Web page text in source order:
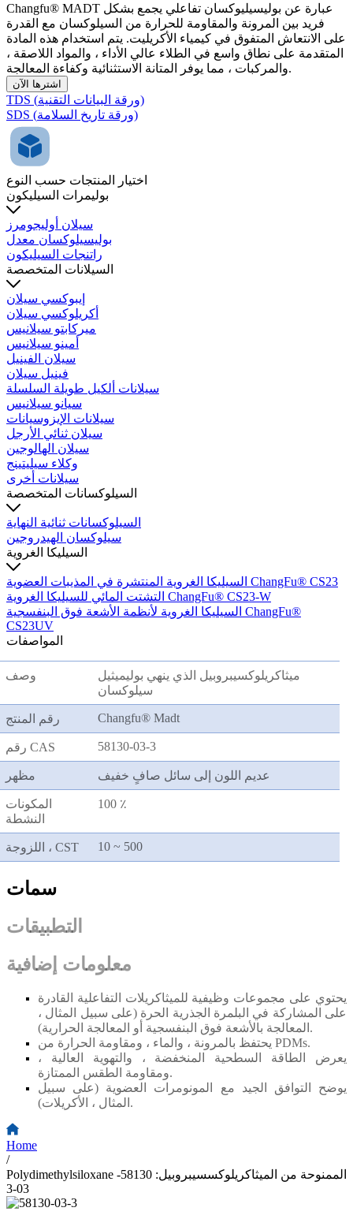
Changfu® MADT عبارة عن بوليسيليوكسان تفاعلي يجمع بشكل
فريد بين المرونة والمقاومة للحرارة من السيلوكسان مع القدرة
على الانتعاش المتفوق في كيمياء الأكريليت. يتم استخدام هذه المادة
المتقدمة على نطاق واسع في الطلاء عالي الأداء ، والمواد اللاصقة ،
والمركبات ، مما يوفر المتانة الاستثنائية وكفاءة المعالجة.
اشترها الآن
TDS (ورقة البيانات التقنية)
SDS (ورقة تاريخ السلامة)
اختيار المنتجات حسب النوع
بوليمرات السيليكون
سيلان أوليجومرز
بوليسيلوكسان معدل
راتنجات السيليكون
السيلانات المتخصصة
إيبوكسي سيلان
أكريلوكسي سيلان
ميركابتو سيلانيس
أمينو سيلانيس
سيلان الفينيل
فينيل سيلان
سيلانات ألكيل طويلة السلسلة
سيانو سيلانيس
سيلانات الإيزوسيانات
سيلان ثنائي الأرجل
سيلان الهالوجين
وكلاء سيليتينج
سيلانات أخرى
السيلوكسانات المتخصصة
السيلوكسانات ثنائية النهاية
سيلوكسان الهيدروجين
السيليكا الغروية
السيليكا الغروية المنتشرة في المذيبات العضوية ChangFu® CS23
التشتت المائي للسيليكا الغروية ChangFu® CS23-W
السيليكا الغروية لأنظمة الأشعة فوق البنفسجية ChangFu®
CS23UV
المواصفات
وصف
ميثاكريلوكسيبروبيل الذي ينهي بوليميثيل
سيلوكسان
رقم المنتج Changfu® Madt
رقم CAS 58130-03-3
مظهر عديم اللون إلى سائل صافٍ خفيف
المكونات
النشطة
100 ٪
اللزوجة ، CST 10 ~ 500
سمات
التطبيقات
معلومات إضافية
يحتوي على مجموعات وظيفية للميثاكريلات التفاعلية القادرة
على المشاركة في البلمرة الجذرية الحرة (على سبيل المثال ،
المعالجة بالأشعة فوق البنفسجية أو المعالجة الحرارية).
يحتفظ بالمرونة ، والماء ، ومقاومة الحرارة من PDMs.
يعرض الطاقة السطحية المنخفضة ، والتهوية العالية ،
ومقاومة الطقس الممتازة.
يوضح التوافق الجيد مع المونومرات العضوية (على سبيل
المثال ، الأكريلات).
Home
/
Polydimethylsiloxane الممنوحة من الميثاكريلوكسسيبروبيل: 58130-
03-3